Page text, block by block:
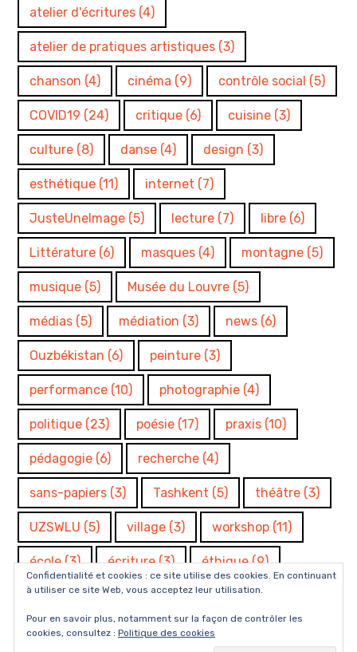
atelier d'écritures (4)
atelier de pratiques artistiques (3)
chanson (4) cinéma (9) contrôle social (5)
COVID19 (24) critique (6) cuisine (3)
culture (8) danse (4) design (3)
esthétique (11) internet (7)
JusteUneImage (5) lecture (7) libre (6)
Littérature (6) masques (4) montagne (5)
musique (5) Musée du Louvre (5)
médias (5) médiation (3) news (6)
Ouzbékistan (6) peinture (3)
performance (10) photographie (4)
politique (23) poésie (17) praxis (10)
pédagogie (6) recherche (4)
sans-papiers (3) Tashkent (5) théâtre (3)
UZSWLU (5) village (3) workshop (11)
école(3) écriture(3) éthique(9)
Fièrement propulsé par WordPress
Confidentialité et cookies : ce site utilise des cookies. En continuant
à utiliser ce site Web, vous acceptez leur utilisation.
Pour en savoir plus, notamment sur la façon de contrôler les
cookies, consultez : Politique des cookies